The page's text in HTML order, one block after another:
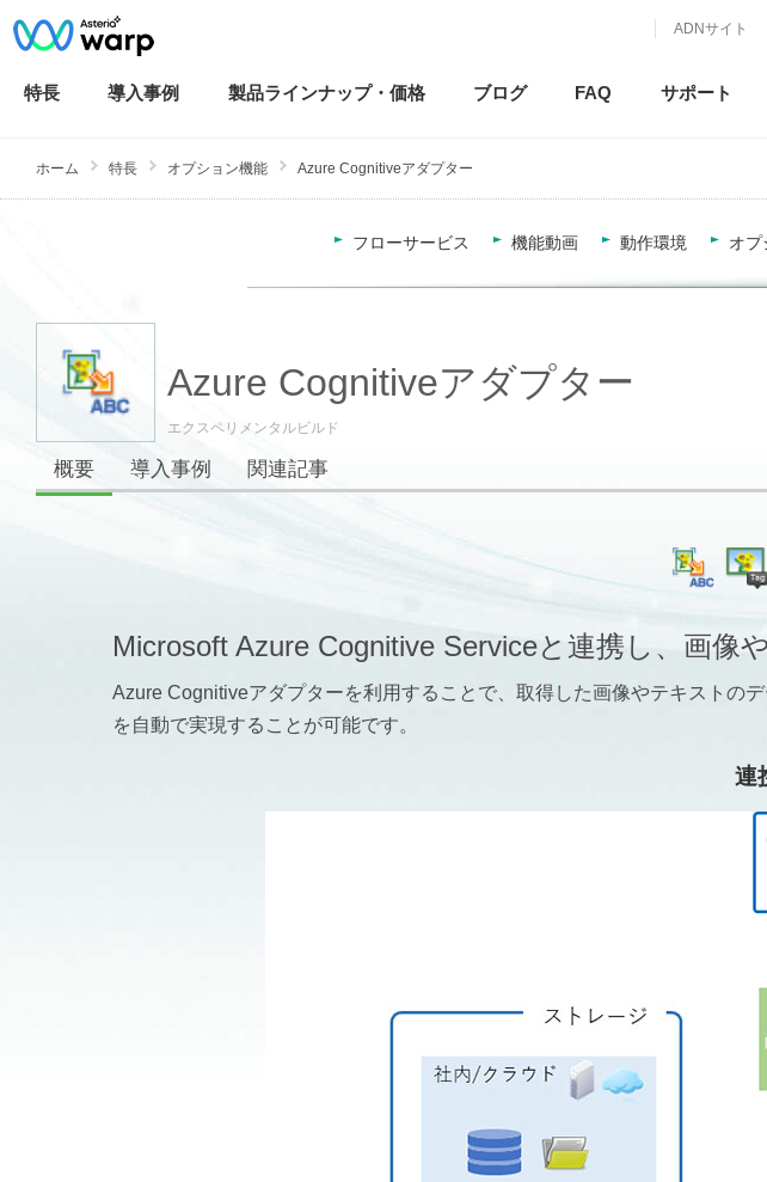
ADNサイト
特長 導入事例 製品ラインナップ・ 価格 ブログ FAQ サポート
ホーム 特長 オプション機能 Azure Cognitiveアダプター
フローサービス 機能動画 動作環境 オプ
Azure Cognitiveアダプター
エクスペリメンタルビルド
概要 導入事例 関連記事
Microsoft Azure Cognitive Serviceと連携し、画
Azure Cognitiveアダプターを利用することで、取得した画像やテキストの
を自動で実現することが可能です。
連